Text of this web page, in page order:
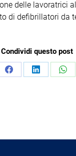
delle lavoratrici
di defibrillatori da
Condividi questo post
CondividiCondividi